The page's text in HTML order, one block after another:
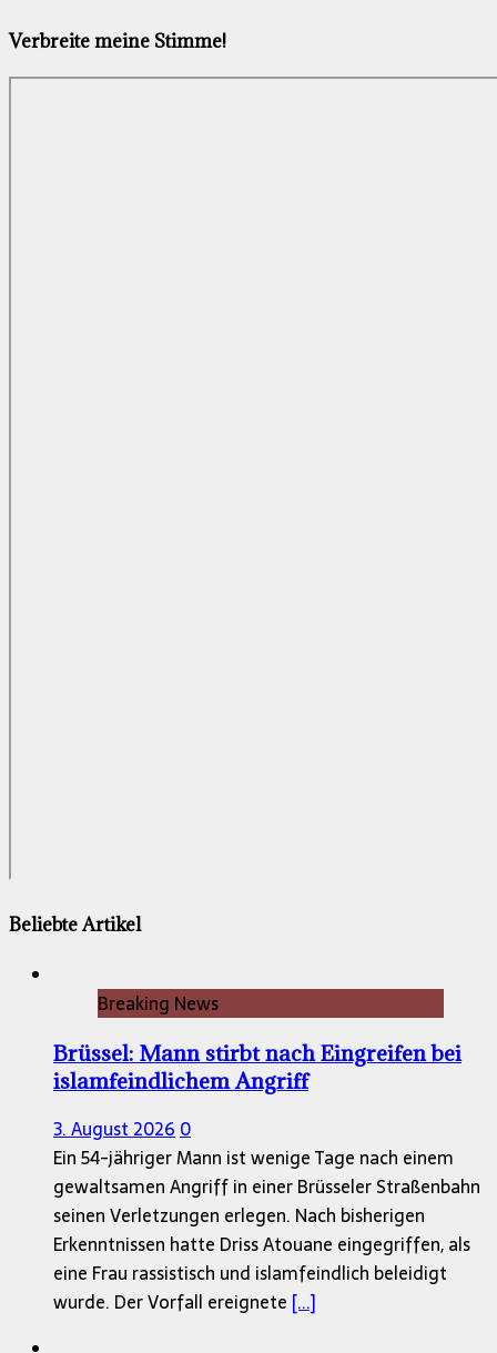
Verbreite meine Stimme!
Beliebte Artikel
Breaking News
Brüssel: Mann stirbt nach Eingreifen bei
islamfeindlichem Angriff
3. August 20260
Ein 54-jähriger Mann ist wenige Tage nach einem
gewaltsamen Angriff in einer Brüsseler Straßenbahn
seinen Verletzungen erlegen. Nach bisherigen
Erkenntnissen hatte Driss Atouane eingegriffen, als
eine Frau rassistisch und islamfeindlich beleidigt
wurde. Der Vorfall ereignete [...]